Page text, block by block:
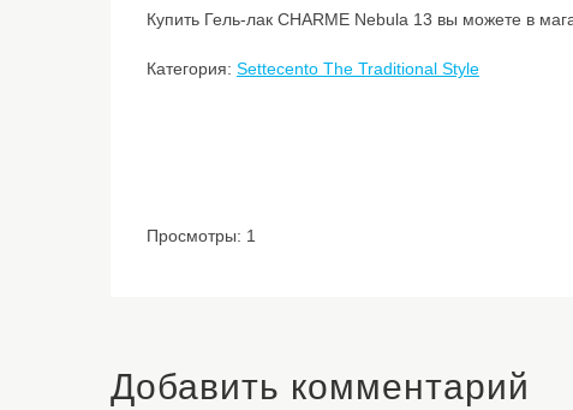
Купить Гель-лак CHARME Nebula 13 вы можете в
Категория: Settecento The Traditional Style
Просмотры: 1
Добавить комментарий